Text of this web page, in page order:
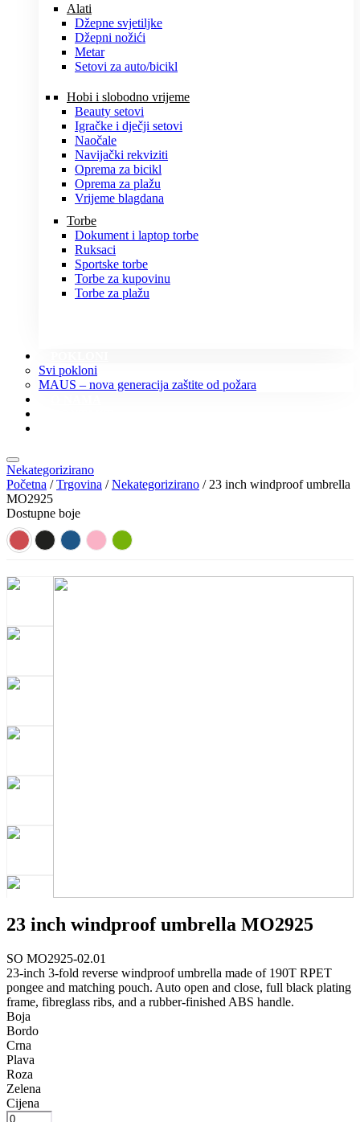
Alati
Džepne svjetiljke
Džepni nožići
Metar
Setovi za auto/bicikl
Hobi i slobodno vrijeme
Beauty setovi
Igračke i dječji setovi
Naočale
Navijački rekviziti
Oprema za bicikl
Oprema za plažu
Vrijeme blagdana
Torbe
Dokument i laptop torbe
Ruksaci
Sportske torbe
Torbe za kupovinu
Torbe za plažu
Svi pokloni
MAUS – nova generacija zaštite od požara
Nekategorizirano
Početna /Trgovina /Nekategorizirano / 23 inch windproof umbrella
MO2925
Dostupne boje
23 inch windproof umbrella MO2925
SO MO2925-02.01
23-inch 3-fold reverse windproof umbrella made of 190T RPET
pongee and matching pouch. Auto open and close, full black plating
frame, fibreglass ribs, and a rubber-finished ABS handle.
Boja
Bordo
Crna
Plava
Roza
Zelena
Cijena